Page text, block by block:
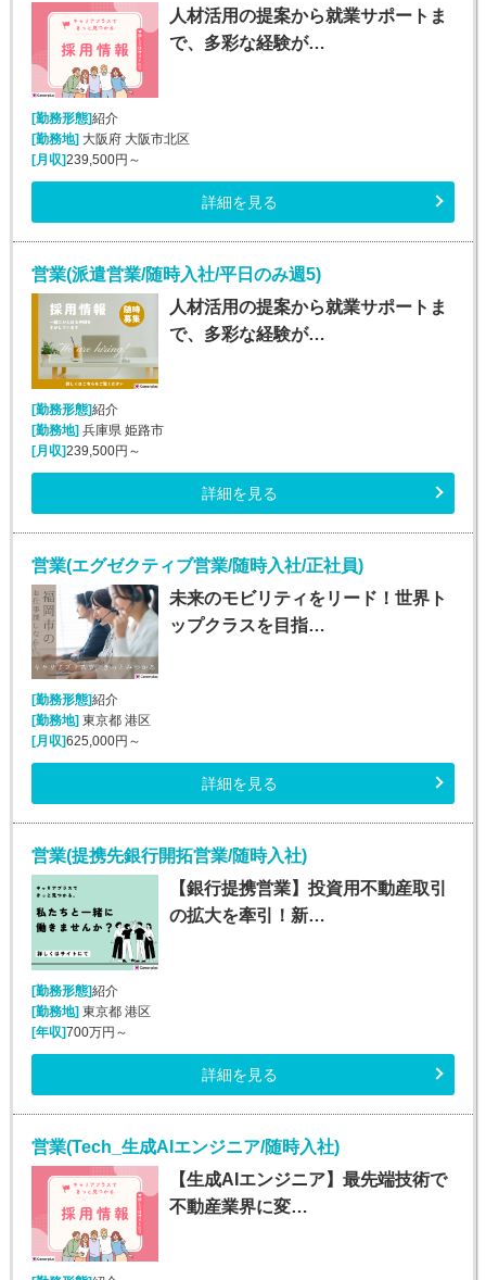
人材活用の提案から就業サポートま
で、多彩な経験が…
[勤務形態]紹介
[勤務地] 大阪府 大阪市北区
[月収]239,500円～
詳細を見る
営業(派遣営業/随時入社/平日のみ週5)
人材活用の提案から就業サポートま
で、多彩な経験が…
[勤務形態]紹介
[勤務地]兵庫県 姫路市
[月収]239,500円～
詳細を見る
営業(エグゼクティブ営業/随時入社/正社員)
未来のモビリティをリード！世界ト
ップクラスを目指…
[勤務形態]紹介
[勤務地] 東京都 港区
[月収]625,000円～
詳細を見る
営業(提携先銀行開拓営業/随時入社)
【銀行提携営業】投資用不動産取引
の拡大を牽引！新…
[勤務形態]紹介
[勤務地] 東京都 港区
[年収]700万円～
詳細を見る
営業(Tech_生成AIエンジニア/随時入社)
【生成AIエンジニア】最先端技術で
不動産業界に変…